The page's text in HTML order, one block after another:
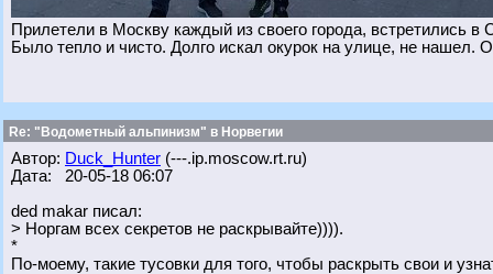
Прилетели в Москву каждый из своего города, встретились
Было тепло и чисто. Долго искал окурок на улице, не нашел.
Re: "Водометный альпинизм" в Норвегии
Автор: Duck_Hunter (---.ip.moscow.rt.ru)
Дата: 20-05-18 06:07
ded makar писал:
> Норгам всех секретов не раскрывайте)))).
*
По-моему, такие тусовки для того, чтобы раскрыть свои и